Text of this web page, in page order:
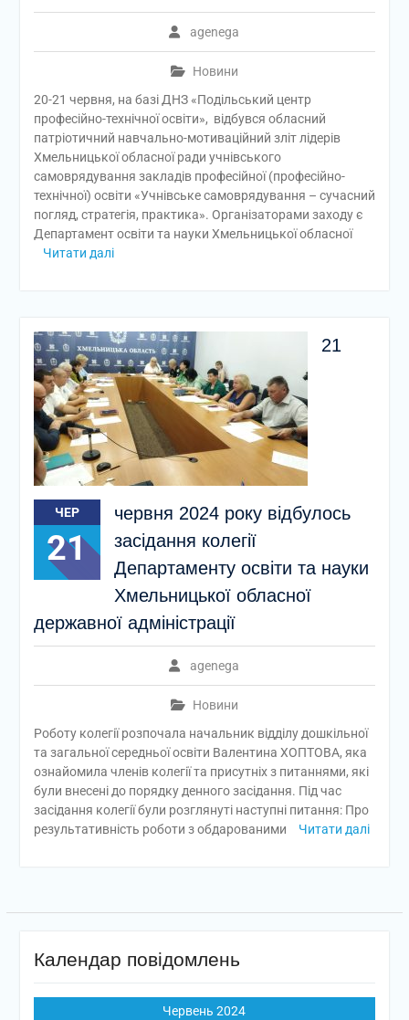
agenega
Новини
20-21 червня, на базі ДНЗ «Подільський центр
професійно-технічної освіти», відбувся обласний
патріотичний навчально-мотиваційний зліт лідерів
Хмельницької обласної ради учнівського
самоврядування закладів професійної (професійно-
технічної) освіти «Учнівське самоврядування – сучасний
погляд, стратегія, практика». Організаторами заходу є
Департамент освіти та науки Хмельницької обласної
Читати далі
ЧЕР
21
21
червня 2024 року відбулось
засідання колегії
Департаменту освіти та науки
Хмельницької обласної
державної адміністрації
agenega
Новини
Роботу колегії розпочала начальник відділу дошкільної
та загальної середньої освіти Валентина ХОПТОВА, яка
ознайомила членів колегії та присутніх з питаннями, які
були внесені до порядку денного засідання. Під час
засідання колегії були розглянуті наступні питання: Про
результативність роботи з обдарованими
Читати далі
Календар повідомлень
Червень 2024